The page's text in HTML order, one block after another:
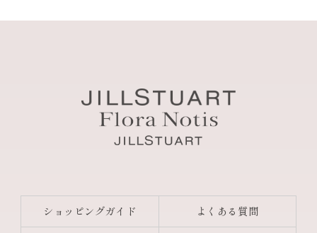
ショッピングガイド よくある質問